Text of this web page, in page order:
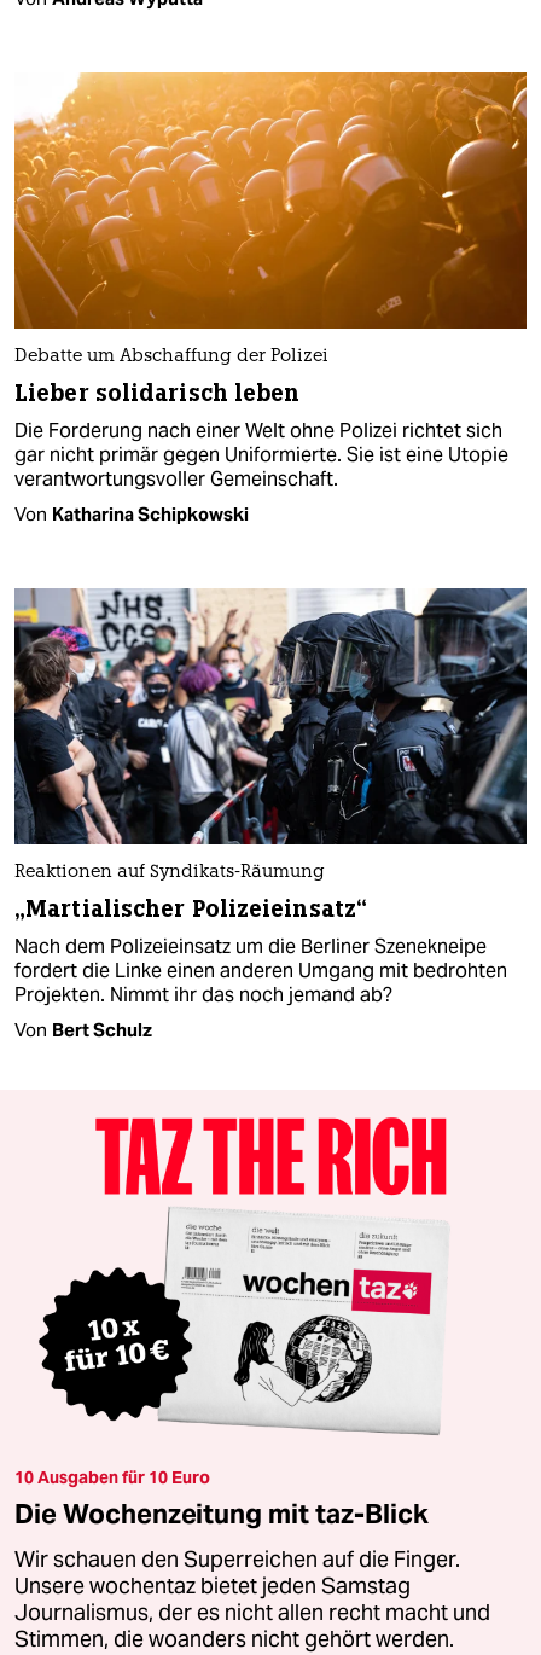
Debatte um Abschaffung der Polizei
Lieber solidarisch leben
Die Forderung nach einer Welt ohne Polizei richtet sich
gar nicht primär gegen Uniformierte. Sie ist eine Utopie
verantwortungsvoller Gemeinschaft.
Von Katharina Schipkowski
Reaktionen auf Syndikats-Räumung
„Martialischer Polizeieinsatz“
Nach dem Polizeieinsatz um die Berliner Szenekneipe
fordert die Linke einen anderen Umgang mit bedrohten
Projekten. Nimmt ihr das noch jemand ab?
Von Bert Schulz
10 Ausgaben für 10 Euro
Die Wochenzeitung mit taz-Blick
Wir schauen den Superreichen auf die Finger.
Unsere wochentaz bietet jeden Samstag
Journalismus, der es nicht allen recht macht und
Stimmen, die woanders nicht gehört werden.